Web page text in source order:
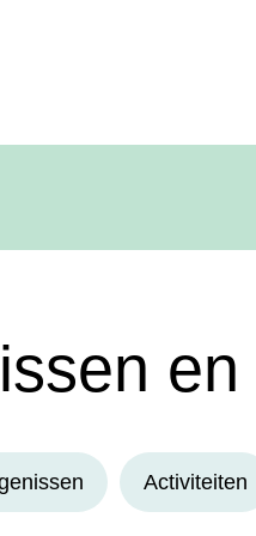
Activiteiten